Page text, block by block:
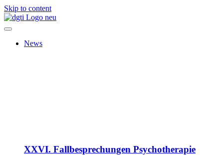
Skip to content
News
XXVI. Fallbesprechungen Psychotherapie